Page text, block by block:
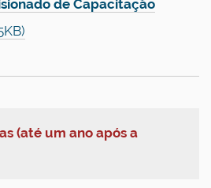
de Capacitação
(até um ano após a